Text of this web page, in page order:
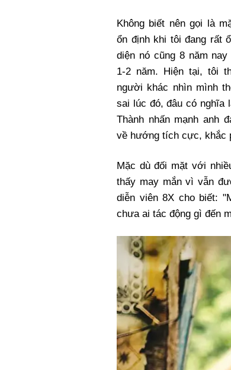
Không biết nên gọi là
ổn định khi tôi đang rất
diện nó cũng 8 năm
1-2 năm. Hiện tại, tôi
người khác nhìn mình
sai lúc đó, đâu có nghĩa
Thành nhấn mạnh anh
về hướng tích cực, khắc
Mặc dù đối mặt với
thấy may mắn vì vẫn
diễn viên 8X cho biết:
chưa ai tác động gì đến